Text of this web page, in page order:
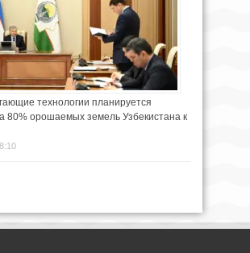
технологии планируется
80% орошаемых земель Узбекистана к